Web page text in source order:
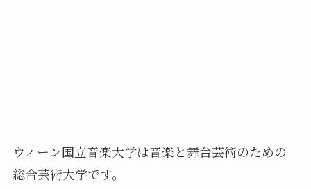
ウィーン国立音楽大学は音楽と舞台芸術のための
総合芸術大学です。